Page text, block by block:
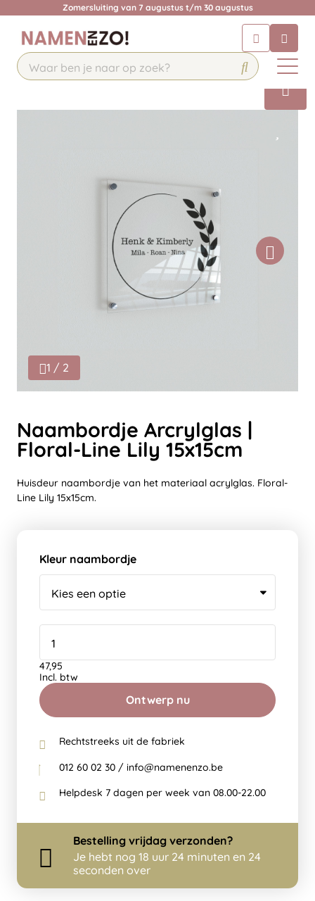
Zomersluiting van 7 augustus t/m 30 augustus
Chat 24/7 met onze chatbot voor
hulp
Contact
1 / 2
Naambordje Arcrylglas |
Floral-Line Lily 15x15cm
Huisdeur naambordje van het materiaal acrylglas. Floral-
Line Lily 15x15cm.
Kleur naambordje
Ontwerp nu
47,95
Incl. btw
Rechtstreeks uit de fabriek
012 60 02 30 / info@namenenzo.be
Helpdesk 7 dagen per week van 08.00-22.00
Bestelling vrijdag verzonden?
Je hebt nog 18 uur 24 minuten en 24
seconden over